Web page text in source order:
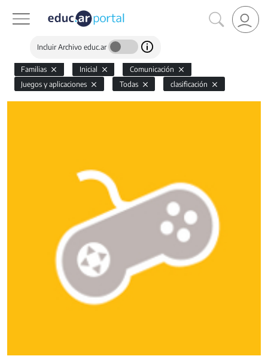
Incluir Archivo educ.ar
Familias Inicial
Comunicación
Juegos y aplicaciones
Todas clasificación